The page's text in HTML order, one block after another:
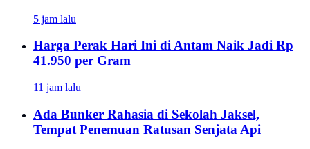
5 jam lalu
Harga Perak Hari Ini di Antam Naik Jadi Rp
41.950 per Gram
11 jam lalu
Ada Bunker Rahasia di Sekolah Jaksel,
Tempat Penemuan Ratusan Senjata Api